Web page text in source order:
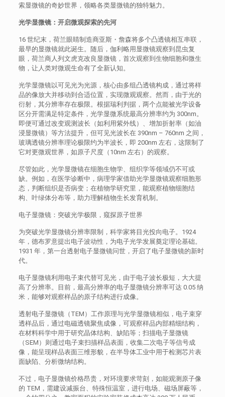
索显微镜的奇妙世界，领略各类显微镜的独特魅力。
光学显微镜：开启微观探索的先河
16 世纪末，荷兰眼睛制造商亚斯・詹森将多个凸透镜相互串联，
最早的显微镜就此诞生。随后，伽利略用显微镜观察到昆虫复
眼，荷兰商人列文虎克改良显微镜，首次观察到生物细胞和微生
物，让人类对微观生命有了全新认知。
光学显微镜以可见光为光源，核心由多组凸透镜构成，通过将样
品的像放大并移动到合适位置，实现微观观察。然而，由于光的
衍射，其分辨率存在极限。根据瑞利判据，两个点能被光学设备
区分开需满足特定条件，光学显微系统最高分辨率约为 300nm。
即便可通过改变观测波长（如利用紫外线）、增加折射率（如油
浸显微镜）等方法提升，但可见光波长在 390nm – 760nm 之间，
玻璃透镜分辨率理论极限约为半波长，即 200nm 左右，这限制了
它对更微观世界，如原子尺度（10nm 左右）的观察。
尽管如此，光学显微镜在细胞生物学、组织学等领域仍不可或
缺。例如，在医学诊断中，病理学家借助光学显微镜观察细胞形
态，判断组织是否病变；在植物学研究里，能观察植物细胞结
构、叶绿体分布等，助力理解植物生长发育机制。
电子显微镜：突破光学极限，窥探原子世界
为突破光学显微镜分辨率限制，科学家将目光投向电子。1924
年，德布罗意提出电子波动性，为电子光学发展奠定理论基础。
1931 年，第一台透射电子显微镜问世，开启了电子显微镜的新时
代。
电子显微镜利用电子束代替可见光，由于电子波长极短，大大提
高了分辨率。目前，最高分辨率的电子显微镜分辨率可达 0.05 纳
米，能够对观察样品的原子结构进行成像。
透射电子显微镜（TEM）工作原理与光学显微镜相似，电子束穿
透样品后，通过电磁透镜聚焦成像，可观察样品内部精细结构，
在材料科学中用于研究晶体结构、缺陷等；扫描电子显微镜
（SEM）则通过电子束扫描样品表面，收集二次电子等信号成
像，能呈现样品表面三维形貌，在半导体工业中用于检测芯片表
面缺陷、分析微纳结构。
不过，电子显微镜价格昂贵，对环境要求苛刻，如能观测原子像
的 TEM，需建设减振台、特殊恒温室，进行电场、磁场屏蔽等，